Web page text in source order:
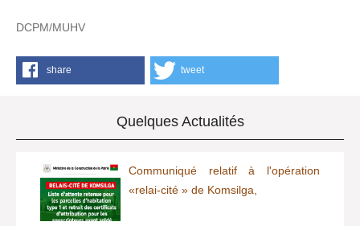
DCPM/MUHV
share tweet
Quelques Actualités
Communiqué relatif à l'opération
«relai-cité » de Komsilga,